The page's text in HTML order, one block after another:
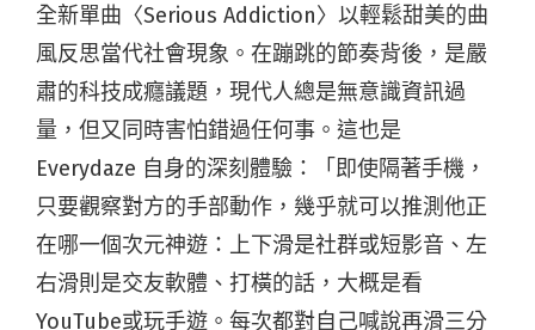
全新單曲〈Serious Addiction〉以輕鬆甜美的曲
風反思當代社會現象。在蹦跳的節奏背後，是嚴
肅的科技成癮議題， 現代人總是無意識資訊過
量，但又同時害怕錯過任何事。這也是
Everydaze 自身的深刻體驗：「即使隔著手機，
只要觀察對方的手部動作，幾乎就可以推測他正
在哪一個次元神遊：上下滑是社群或短影音、左
右滑則是交友軟體、打橫的話，大概是看
YouTube或玩手遊。每次都對自己喊說再滑三分